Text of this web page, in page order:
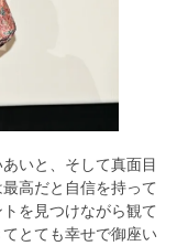
いと、そして真面目
高だと自信を持って
を見つけながら観て
とても幸せで御座い